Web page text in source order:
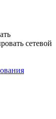
сетевой